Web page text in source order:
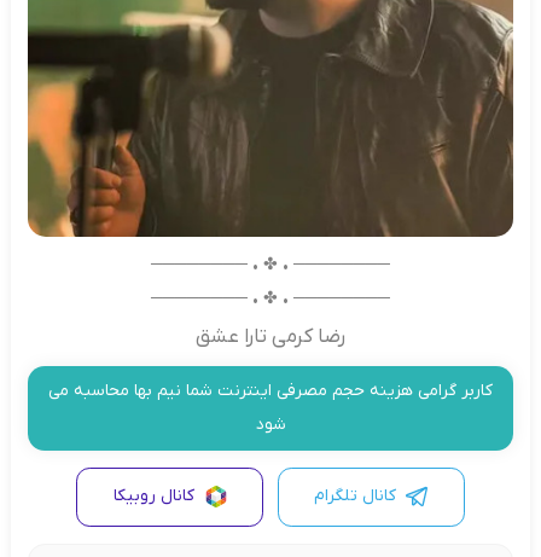
──────── • ✤ • ────────
──────── • ✤ • ────────
رضا کرمی تارا عشق
کاربر گرامی هزینه حجم مصرفی اینترنت شما نیم بها محاسبه می
شود
کانال تلگرام کانال روبیکا